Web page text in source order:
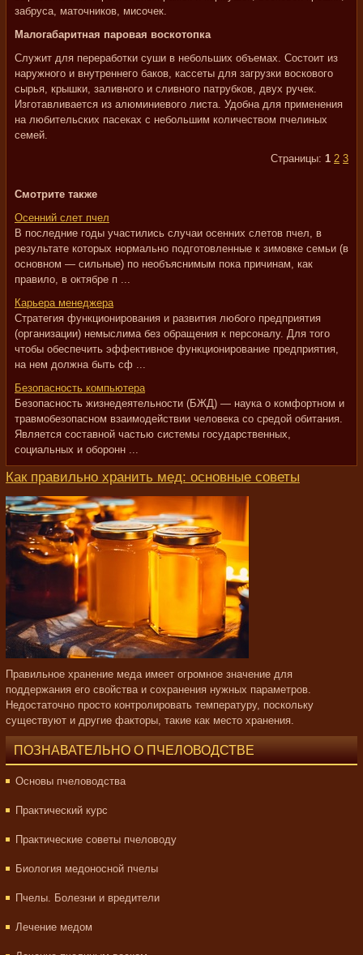
забруса, маточников, мисочек.
Малогабаритная паровая воскотопка
Служит для переработки суши в небольших объемах. Состоит из
наружного и внутреннего баков, кассеты для загрузки воскового
сырья, крышки, заливного и сливного патрубков, двух ручек.
Изготавливается из алюминиевого листа. Удобна для применения
на любительских пасеках с небольшим количеством пчелиных
семей.
Страницы: 1 2 3
Смотрите также
Осенний слет пчел
В последние годы участились случаи осенних слетов пчел, в
результате которых нормально подготовленные к зимовке семьи (в
основном — сильные) по необъяснимым пока причинам, как
правило, в октябре п ...
Карьера менеджера
Стратегия функционирования и развития любого предприятия
(организации) немыслима без обращения к персоналу. Для того
чтобы обеспечить эффективное функционирование предприятия,
на нем должна быть сф ...
Безопасность компьютера
Безопасность жизнедеятельности (БЖД) — наука о комфортном и
травмобезопасном взаимодействии человека со средой обитания.
Является составной частью системы государственных,
социальных и оборонн ...
Как правильно хранить мед: основные советы
Правильное хранение меда имеет огромное значение для
поддержания его свойства и сохранения нужных параметров.
Недостаточно просто контролировать температуру, поскольку
существуют и другие факторы, такие как место хранения.
ПОЗНАВАТЕЛЬНО О ПЧЕЛОВОДСТВЕ
Основы пчеловодства
Практический курс
Практические советы пчеловоду
Биология медоносной пчелы
Пчелы. Болезни и вредители
Лечение медом